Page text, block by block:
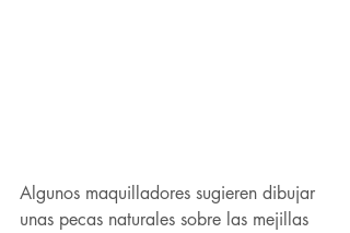
Algunos maquilladores sugieren dibujar
unas pecas naturales sobre las mejillas